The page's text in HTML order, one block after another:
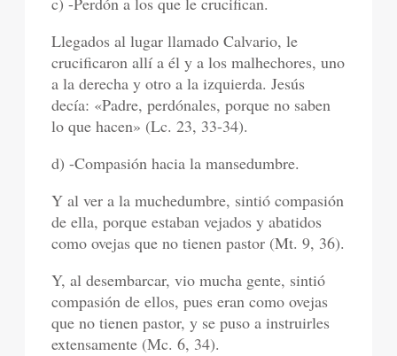
Llegados al lugar llamado Calvario, le
crucificaron allí a él y a los malhechores, uno
a la derecha y otro a la izquierda. Jesús
decía: «Padre, perdónales, porque no saben
lo que hacen» (Lc. 23, 33-34).
d) -Compasión hacia la mansedumbre.
Y al ver a la muchedumbre, sintió compasión
de ella, porque estaban vejados y abatidos
como ovejas que no tienen pastor (Mt. 9, 36).
Y, al desembarcar, vio mucha gente, sintió
compasión de ellos, pues eran como ovejas
que no tienen pastor, y se puso a instruirles
extensamente (Mc. 6, 34).